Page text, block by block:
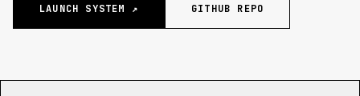
LAUNCH SYSTEM ↗ GITHUB REPO